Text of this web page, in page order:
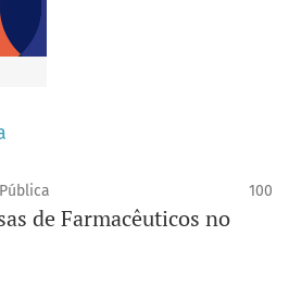
100
de Farmacêuticos no